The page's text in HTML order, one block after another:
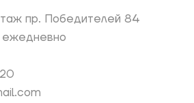
пр. Победителей 84